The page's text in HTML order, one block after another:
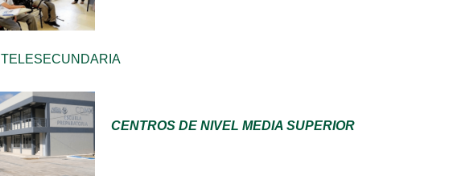
TELESECUNDARIA
CENTROS DE NIVEL MEDIA SUPERIOR